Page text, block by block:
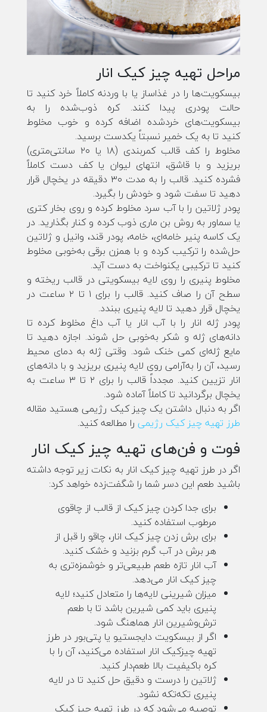
مراحل تهیه چیز کیک انار
بیسکویت‌ها را در غذاساز یا با وردنه کاملاً خرد کنید تا
حالت پودری پیدا کنند. کره ذوب‌شده را به
بیسکویت‌های خردشده اضافه کرده و خوب مخلوط
کنید تا به یک خمیر نسبتاً یکدست برسید.
مخلوط را کف قالب کمربندی (۱۸ یا ۲۰ سانتی‌متری)
بریزید و با قاشق، انتهای لیوان یا کف دست کاملاً
فشرده کنید. قالب را به مدت ۳۰ دقیقه در یخچال قرار
دهید تا سفت شود و خودش را بگیرد.
پودر ژلاتین را با آب سرد مخلوط کرده و روی بخار کتری
یا سماور به روش بن ماری ذوب کرده و کنار بگذارید. در
یک کاسه پنیر خامه‌ای، خامه، پودر قند، وانیل و ژلاتین
حل‌شده را ترکیب کرده و با همزن برقی به‌خوبی مخلوط
کنید تا ترکیبی یکنواخت به دست آید.
مخلوط پنیری را روی لایه بیسکویتی در قالب ریخته و
سطح آن را صاف کنید. قالب را برای ۱ تا ۲ ساعت در
یخچال قرار دهید تا لایه پنیری ببندد.
پودر ژله انار را با آب انار یا آب داغ مخلوط کرده تا
دانه‌های ژله و شکر به‌خوبی حل شوند. اجازه دهید تا
مایع ژله‌ای کمی خنک شود. وقتی ژله به دمای محیط
رسید، آن را به‌آرامی روی لایه پنیری بریزید و با دانه‌های
انار تزیین کنید. مجدداً قالب را برای ۲ تا ۳ ساعت به
یخچال برگردانید تا کاملاً آماده شود.
اگر به دنبال داشتن یک چیز کیک رژیمی هستید مقاله
طرز تهیه چیز کیک رژیمیرا مطالعه کنید.
فوت و فن‌های تهیه چیز کیک انار
اگر در طرز تهیه چیز کیک انار به نکات زیر توجه داشته
باشید طعم این دسر شما را شگفت‌زده خواهد کرد:
برای جدا کردن چیز کیک از قالب از چاقوی
مرطوب استفاده کنید.
برای برش زدن چیز کیک انار، چاقو را قبل از
هر برش در آب گرم بزنید و خشک کنید.
آب انار تازه طعم طبیعی‌تر و خوشمزه‌تری به
چیز کیک انار می‌دهد.
میزان شیرینی لایه‌ها را متعادل کنید؛ لایه
پنیری باید کمی شیرین باشد تا با طعم
ترش‌وشیرین انار هماهنگ شود.
اگر از بیسکویت دایجستیو یا پتی‌بور در طرز
تهیه چیزکیک انار استفاده می‌کنید، آن را با
کره باکیفیت بالا طعم‌دار کنید.
ژلاتین را درست و دقیق حل کنید تا در لایه
پنیری تکه‌تکه نشود.
توصیه می‌شود که در طرز تهیه چیز کیک